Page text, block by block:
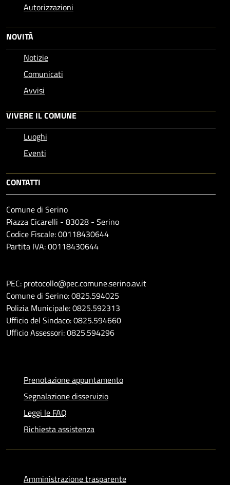
Autorizzazioni
NOVITÀ
Notizie
Comunicati
Avvisi
VIVERE IL COMUNE
Luoghi
Eventi
CONTATTI
Comune di Serino
Piazza Cicarelli - 83028 - Serino
Codice Fiscale: 00118430644
Partita IVA: 00118430644
PEC: protocollo@pec.comune.serino.av.it
Comune di Serino: 0825.594025
Polizia Municipale: 0825.592313
Ufficio del Sindaco: 0825.594660
Ufficio Assessori: 0825.594296
Prenotazione appuntamento
Segnalazione disservizio
Leggi le FAQ
Richiesta assistenza
Amministrazione trasparente